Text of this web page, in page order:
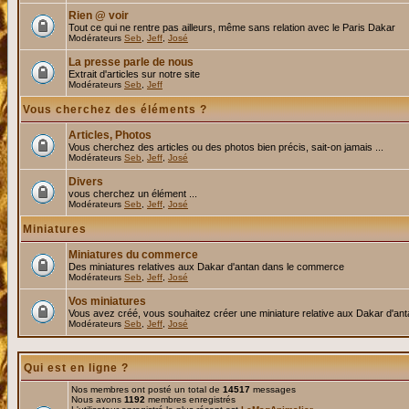
Rien @ voir
Tout ce qui ne rentre pas ailleurs, même sans relation avec le Paris Dakar
Modérateurs Seb Jeff José
La presse parle de nous
Extrait d'articles sur notre site
Modérateurs Seb Jeff
Vous cherchez des éléments ?
Articles, Photos
Vous cherchez des articles ou des photos bien précis, sait-on jamais ...
Modérateurs Seb Jeff José
Divers
vous cherchez un élément ...
Modérateurs Seb Jeff José
Miniatures
Miniatures du commerce
Des miniatures relatives aux Dakar d'antan dans le commerce
Modérateurs Seb Jeff José
Vos miniatures
Vous avez créé, vous souhaitez créer une miniature relative aux Dakar
Modérateurs Seb Jeff José
Qui est en ligne ?
Nos membres ont posté un total de 14517 messages
Nous avons 1192 membres enregistrés